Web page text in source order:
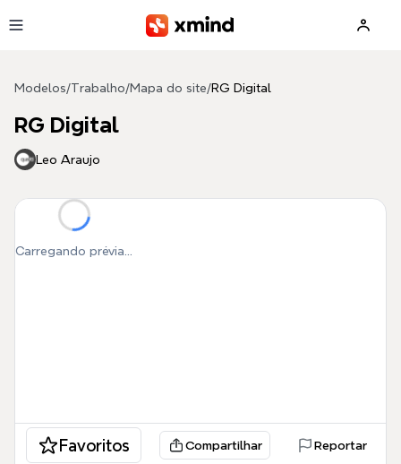
Modelos/Trabalho/Mapa do site/RG Digital
RG Digital
Leo Araujo
Carregando prévia...
Favoritos Compartilhar Reportar